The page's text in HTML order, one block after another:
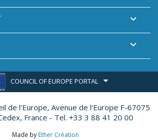


COUNCIL OF EUROPE PORTAL
de l'Europe, Avenue de l'Europe F-67075
France - Tel. +33 3 88 41 20 00
Made by Ether Création